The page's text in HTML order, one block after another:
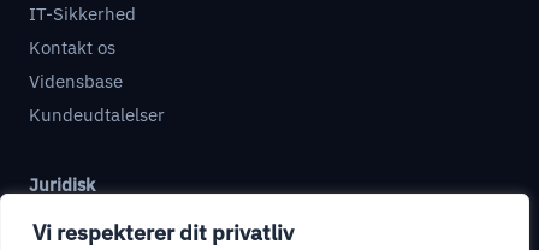
Vi respekterer dit privatliv
IT-Sikkerhed
Kontakt os
Vidensbase
Kundeudtalelser
Juridisk
Databehandleraftale